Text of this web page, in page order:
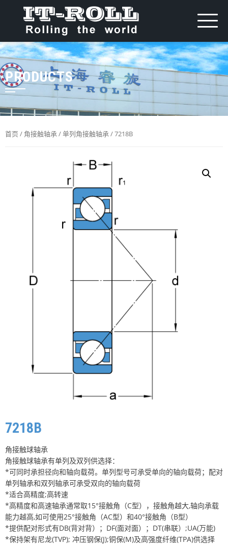
PRODUCTS
首页 / 角接触轴承/单列角接触轴承/ 7218B
7218B
角接触球轴承
角接触球轴承有单列及双列供选择：
*可同时承担径向和轴向载荷。单列型号可承受单向的轴向载荷；配对
单列轴承和双列轴承可承受双向的轴向载荷
*适合高精度;高转速
*高精度和高速轴承通常取15°接触角（C型），接触角越大,轴向承载
能力越高,如可使用25°接触角（AC型）和40°接触角（B型）
*提供配对形式有DB(背对背）；DF(面对面）；DT(串联）;UA(万能)
*保持架有尼龙(TVP); 冲压钢保(J);铜保(M)及高强度纤维(TPA)供选择